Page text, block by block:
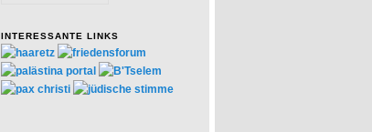
INTERESSANTE LINKS